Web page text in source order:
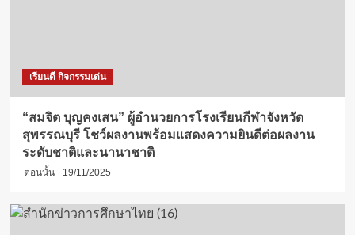
เรียนดี กิจกรรมเด่น
“สมจิต บุญคงเสน” ผู้อำนวยการโรงเรียนกีฬาจังหวัด
สุพรรณบุรี โชว์ผลงานพร้อมแสดงความยินดีต่อผลงาน
ระดับชาติและนานาชาติ
ตอนนั้น 19/11/2025